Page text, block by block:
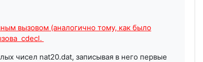
вызовом (аналогично тому, как было
cdecl.
чисел nat20.dat, записывая в него первые